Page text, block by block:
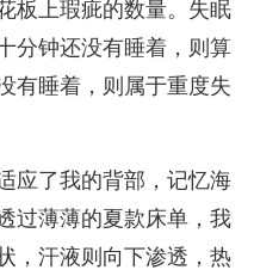
板上瑕疵的数量。失眠
分钟还没有睡着，则算
有睡着，则属于重度失
应了我的背部，记忆海
过薄薄的夏款床单，我
，汗液则向下渗透，热